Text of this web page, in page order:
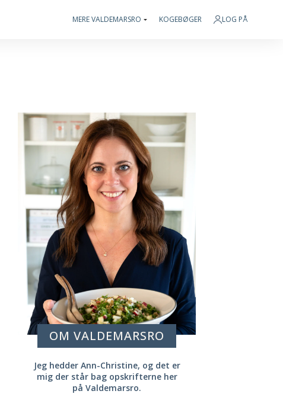
MERE VALDEMARSRO KOGEBØGER LOG PÅ
OM VALDEMARSRO
Jeg hedder Ann-Christine, og det er
mig der står bag opskrifterne her
på Valdemarsro.